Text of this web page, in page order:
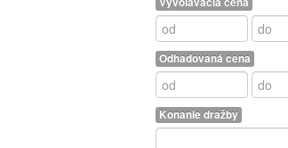
Odhadovaná cena
Konanie dražby